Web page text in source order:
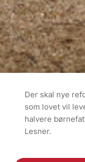
Der skal nye
som lovet vil
halvere
Lesner.